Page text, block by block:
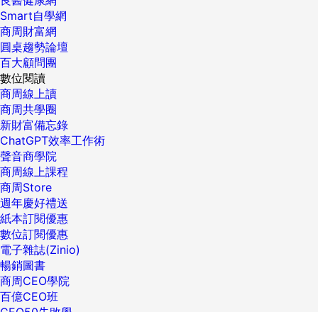
Smart自學網
商周財富網
圓桌趨勢論壇
百大顧問團
數位閱讀
商周線上讀
商周共學圈
新財富備忘錄
ChatGPT效率工作術
聲音商學院
商周線上課程
商周Store
週年慶好禮送
紙本訂閱優惠
數位訂閱優惠
電子雜誌(Zinio)
暢銷圖書
商周CEO學院
百億CEO班